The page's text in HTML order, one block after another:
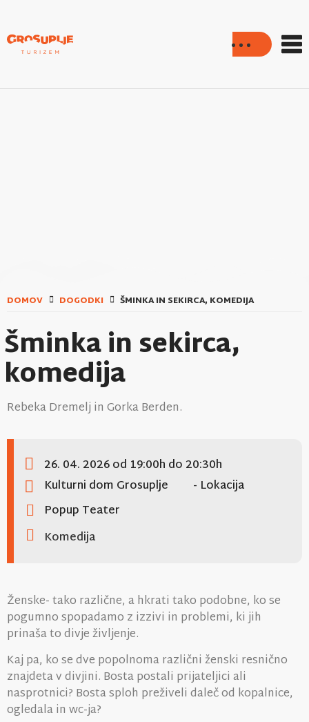
DOMOV DOGODKI ŠMINKA IN SEKIRCA, KOMEDIJA
Šminka in sekirca,
komedija
Rebeka Dremelj in Gorka Berden.
26. 04. 2026od 19:00h do 20:30h
Kulturni dom Grosuplje
- Lokacija
Popup Teater
Komedija
Ženske- tako različne, a hkrati tako podobne, ko se
pogumno spopadamo z izzivi in problemi, ki jih
prinaša to divje življenje.
Kaj pa, ko se dve popolnoma različni ženski resnično
znajdeta v divjini. Bosta postali prijateljici ali
nasprotnici? Bosta sploh preživeli daleč od kopalnice,
ogledala in wc-ja?